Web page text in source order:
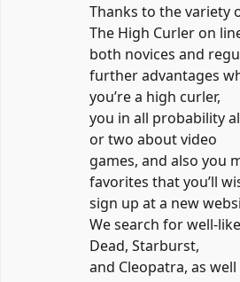
Thanks to the variety
The High Curler on
both novices and
further advantages
you’re a high curler,
you in all probability
or two about video
games, and also you
favorites that you’ll
sign up at a new
We search for well-
Dead, Starburst,
and Cleopatra, as